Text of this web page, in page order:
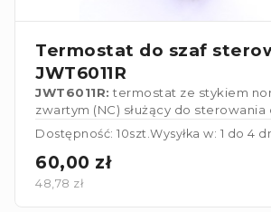
Termostat do szaf
JWT6011R
JWT6011R: termostat ze stykiem
zwartym (NC) służący do sterowania
Dostępność: 10szt.Wysyłka w: 1 do 4
60,00 zł
48,78 zł